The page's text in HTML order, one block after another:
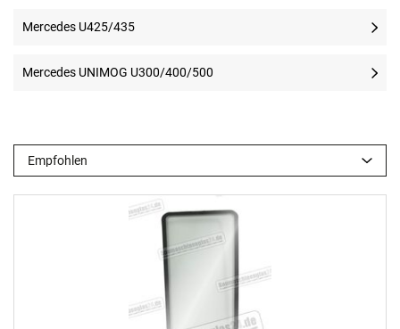
Mercedes U425/435
Mercedes UNIMOG U300/400/500